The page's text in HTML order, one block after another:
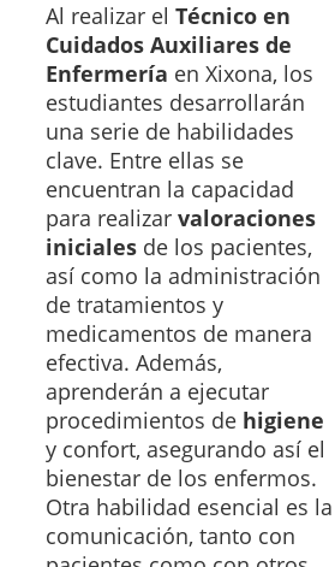
Al realizar el Técnico en
Cuidados Auxiliares de
Enfermería en Xixona, los
estudiantes desarrollarán
una serie de habilidades
clave. Entre ellas se
encuentran la capacidad
para realizar valoraciones
iniciales de los pacientes,
así como la administración
de tratamientos y
medicamentos de manera
efectiva. Además,
aprenderán a ejecutar
procedimientos de higiene
y confort, asegurando así el
bienestar de los enfermos.
Otra habilidad esencial es la
comunicación, tanto con